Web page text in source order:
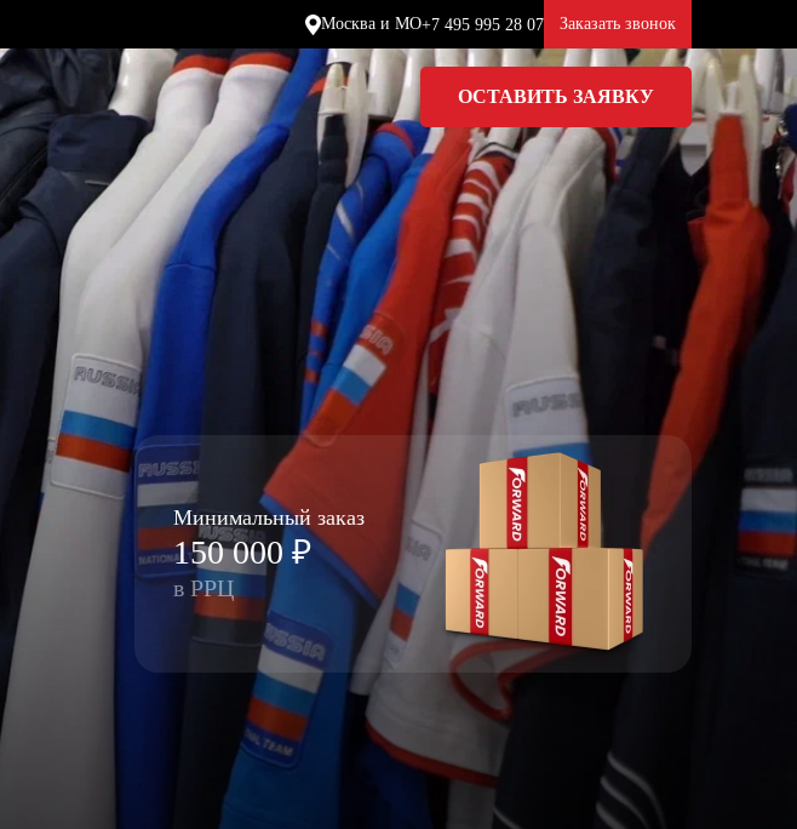
Москва и МО+7 495 995 28 07 Заказать звонок
ОСТАВИТЬ ЗАЯВКУ
Нижегородская область (1)
Новосибирская область (3)
Омская область (5)
Республика Башкортостан (3)
Республика Крым (1)
Республика Татарстан (2)
Ростовская область (2)
Самарская область (1)
Санкт-Петербург и ЛО (3)
Саратовская область (1)
Свердловская область (5)
Северная Осетия (2)
Смоленская область (1)
Ставропольский край (5)
Томская область (1)
Тульская область (1)
Тюменская область (3)
Хакасия (1)
Ханты-Мансийский автономный
округ (3)
Челябинская область (2)
Ямало-Ненецкий автономный округ
(1)
Ярославская область (1)
Минимальный заказ
150 000 ₽
в РРЦ